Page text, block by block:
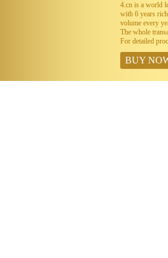
4.cn is a world
with 6 years
volume every
The whole
For detailed
BUY